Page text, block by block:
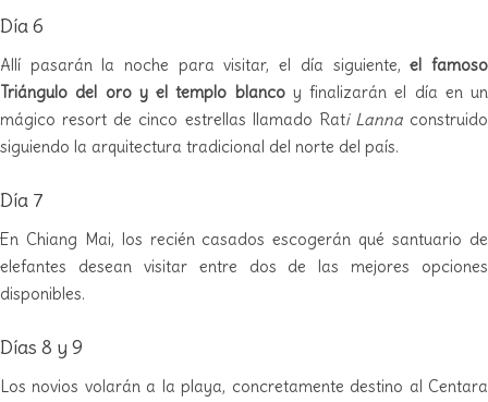
Día 6
Allí pasarán la noche para visitar, el día siguiente,el famoso
Triángulo del oro y el templo blancoy finalizarán el día en un
mágico resort de cinco estrellas llamado Rati Lannaconstruido
siguiendo la arquitectura tradicional del norte del país.
Día 7
En Chiang Mai, los recién casados escogerán qué santuario de
elefantes desean visitar entre dos de las mejores opciones
disponibles.
Días 8 y 9
Los novios volarán a la playa, concretamente destino al Centara